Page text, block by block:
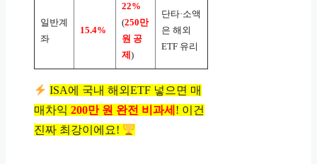
일반계
좌
15.4%
22%
(250만
원 공
제 )
단타·소액
은 해외
ETF 유리
ISA에 국내 해외ETF 넣으면 매
매차익 200만 원 완전 비과세 ! 이건
진짜 최강이에요!